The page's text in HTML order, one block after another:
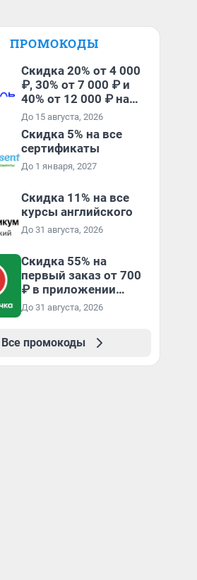
ПРОМОКОДЫ
Скидка 20% от 4 000
₽, 30% от 7 000 ₽ и
40% от 12 000 ₽ на
первый и все
повторные заказы по
промокоду ТРЕНД
До 15 августа, 2026
Скидка 5% на все
сертификаты
До 1 января, 2027
Скидка 11% на все
курсы английского
До 31 августа, 2026
Скидка 55% на
первый заказ от 700
₽ в приложении
Пятёрочка Доставка
До 31 августа, 2026
Все промокоды